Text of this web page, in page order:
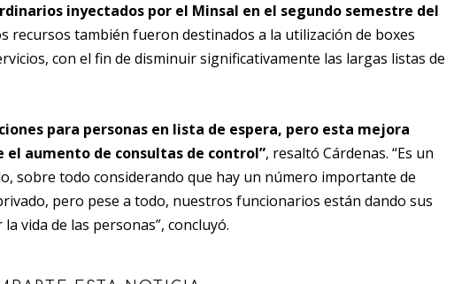
inyectados por el Minsal en el segundo semestre del
recursos también fueron destinados a la utilización de boxes
con el fin de disminuir significativamente las largas listas de
para personas en lista de espera, pero esta mejora
aumento de consultas de control”, resaltó Cárdenas. “Es un
sobre todo considerando que hay un número importante de
pero pese a todo, nuestros funcionarios están dando sus
vida de las personas”, concluyó.